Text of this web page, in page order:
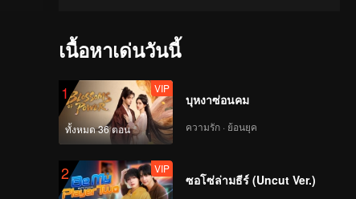
เนื้อหาเด่นวันนี้
1
ทั้งหมด 36 ตอน
VIP
บุหงาซ่อนคม
ความรัก · ย้อนยุค
2 VIP
ซอโซ่ล่ามธีร์ (Uncut Ver.)